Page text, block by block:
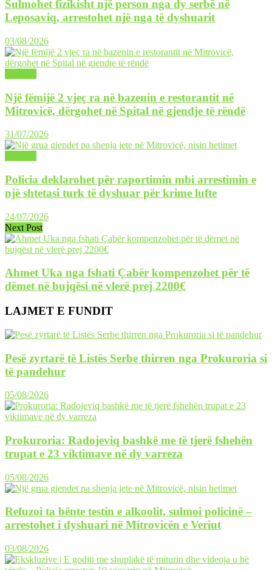
Sulmohet fizikisht një person nga dy serbë në
Leposaviq, arrestohet një nga të dyshuarit
03/08/2026
Një fëmijë 2 vjeç ra në bazenin e restorantit në
Mitrovicë, dërgohet në Spital në gjendje të rëndë
31/07/2026
Policia deklarohet për raportimin mbi arrestimin e
një shtetasi turk të dyshuar për krime lufte
24/07/2026
Next Post
Ahmet Uka nga fshati Çabër kompenzohet për të
dëmet në bujqësi në vlerë prej 2200€
LAJMET E FUNDIT
Pesë zyrtarë të Listës Serbe thirren nga Prokuroria si
të pandehur
05/08/2026
Prokuroria: Radojeviq bashkë me të tjerë fshehën
trupat e 23 viktimave në dy varreza
05/08/2026
Refuzoi ta bënte testin e alkoolit, sulmoi policinë –
arrestohet i dyshuari në Mitrovicën e Veriut
03/08/2026